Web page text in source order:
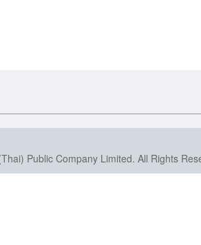
Public Company Limited. All Rights